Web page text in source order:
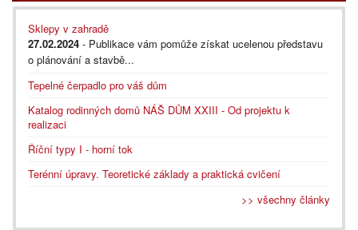
Sklepy v zahradě
27.02.2024 - Publikace vám pomůže získat ucelenou představu
o plánování a stavbě...
Tepelné čerpadlo pro váš dům
Katalog rodinných domů NÁŠ DŮM XXIII - Od projektu k
realizaci
Říční typy I - horní tok
Terénní úpravy. Teoretické základy a praktická cvičení
>> všechny články